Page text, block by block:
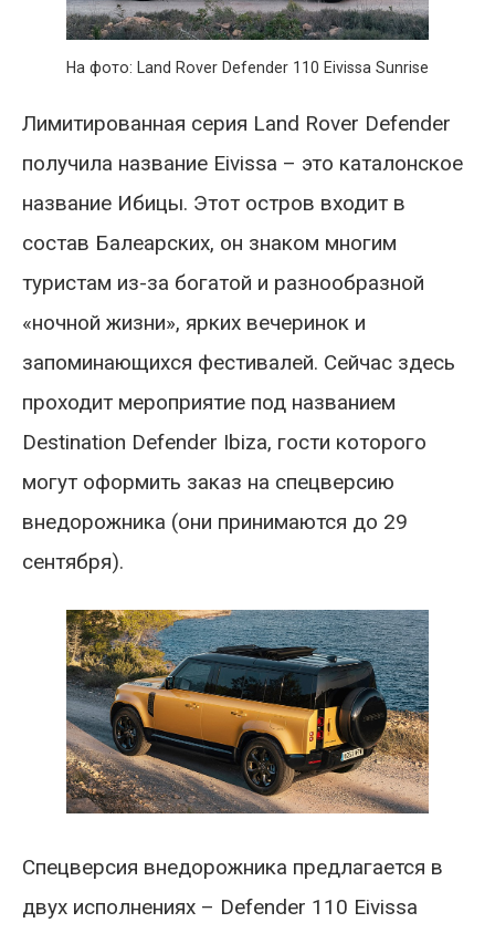
На фото: Land Rover Defender 110 Eivissa Sunrise
Лимитированная серия Land Rover Defender
получила название Eivissa – это каталонское
название Ибицы. Этот остров входит в
состав Балеарских, он знаком многим
туристам из-за богатой и разнообразной
«ночной жизни», ярких вечеринок и
запоминающихся фестивалей. Сейчас здесь
проходит мероприятие под названием
Destination Defender Ibiza, гости которого
могут оформить заказ на спецверсию
внедорожника (они принимаются до 29
сентября).
Спецверсия внедорожника предлагается в
двух исполнениях – Defender 110 Eivissa